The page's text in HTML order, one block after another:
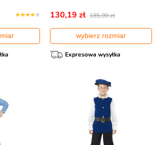
130,19 zł 185,99 zł
wybierz rozmiar
Expresowa wysyłka